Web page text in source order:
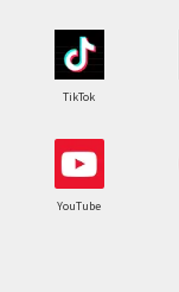
TikTok
YouTube